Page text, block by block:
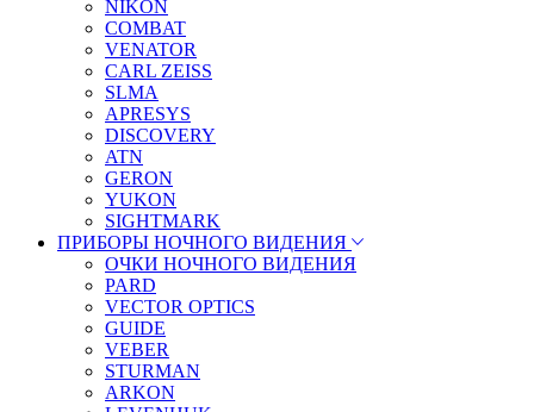
NIKON
COMBAT
VENATOR
CARL ZEISS
SLMA
APRESYS
DISCOVERY
ATN
GERON
YUKON
SIGHTMARK
ПРИБОРЫ НОЧНОГО ВИДЕНИЯ
ОЧКИ НОЧНОГО ВИДЕНИЯ
PARD
VECTOR OPTICS
GUIDE
VEBER
STURMAN
ARKON